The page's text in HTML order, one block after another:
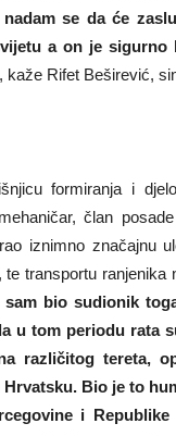
se da će
a on je
, kaže Rifet Beširević,
formiranja i
član
iznimno značajnu
te transportu
bio sudionik
u tom periodu rata
različitog tereta,
Hrvatsku. Bio je to
i